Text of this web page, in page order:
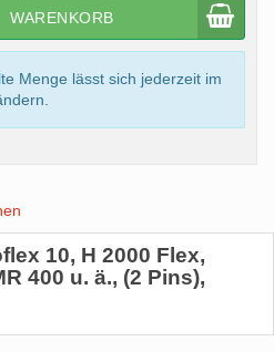
WARENKORB
Menge lässt sich jederzeit im
10, H 2000 Flex,
400 u. ä., (2 Pins),